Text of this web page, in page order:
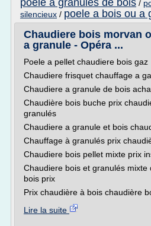
poele a granules de bois /
silencieux / poele a bois ou a
Chaudiere bois morvan
a granule - Opéra ...
Poele a pellet chaudiere bois gaz
Chaudiere frisquet chauffage a
Chaudiere a granule de bois
Chaudière bois buche prix
granulés
Chaudiere a granule et bois
Chauffage à granulés prix
Chaudiere bois pellet mixte prix
Chaudiere bois et granulés
bois prix
Prix chaudière à bois chaudière
Lire la suite